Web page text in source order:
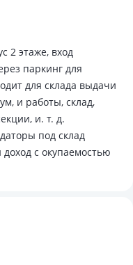
2 этаже, вход
паркинг для
для склада выдачи
и работы, склад,
и. т. д.
под склад
с окупаемостью